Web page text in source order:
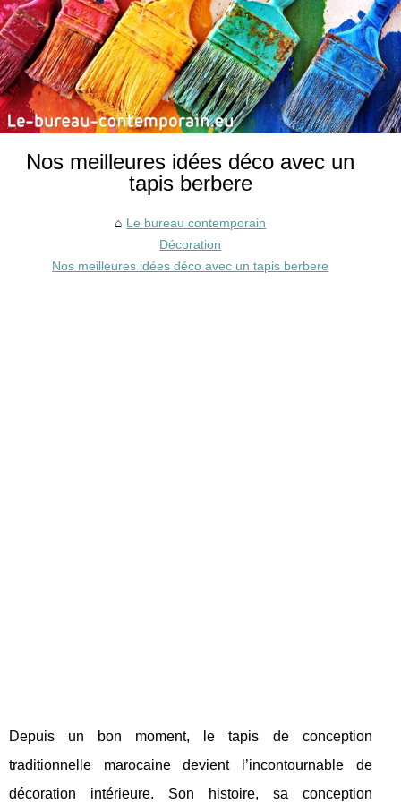
Nos meilleures idées déco avec un
tapis berbere
Le bureau contemporain
Décoration
Nos meilleures idées déco avec un tapis berbere
Depuis un bon moment, le tapis de conception
traditionnelle marocaine devient l’incontournable de
décoration intérieure. Son histoire, sa conception